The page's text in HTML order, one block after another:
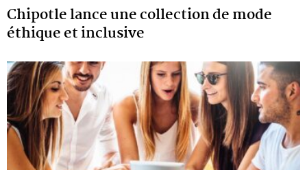
Chipotle lance une collection de mode
éthique et inclusive